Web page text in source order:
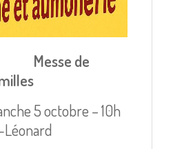
de
octobre – 10h
Léonard